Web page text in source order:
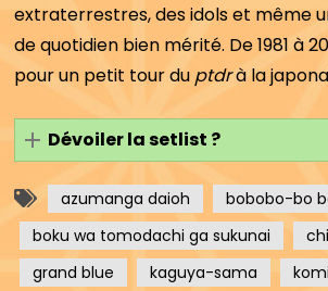
extraterrestres, des idols et même
de quotidien bien mérité. De 1981 à
pour un petit tour du ptdrà la
Dévoiler la setlist ?
azumanga daioh
bobobo-bo
boku wa tomodachi ga sukunai
grand blue
kaguya-sama